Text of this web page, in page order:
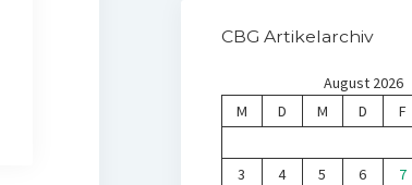
CBG Artikelarchiv
August 2026
M
D M D F
3
4 5 6 7